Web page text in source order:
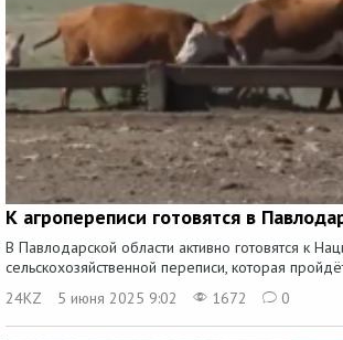
К агропереписи готовятся в
В Павлодарской области активно готовятся к
сельскохозяйственной переписи, которая
24KZ
5 июня 2025 9:02 1672 0